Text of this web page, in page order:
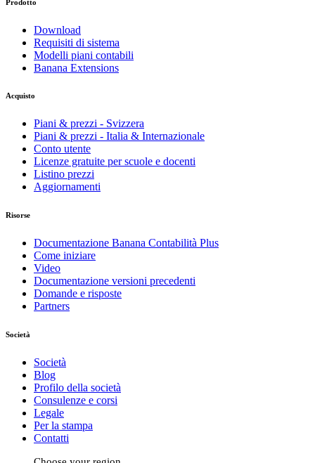
Prodotto
Download
Requisiti di sistema
Modelli piani contabili
Banana Extensions
Acquisto
Piani & prezzi - Svizzera
Piani & prezzi - Italia & Internazionale
Conto utente
Licenze gratuite per scuole e docenti
Listino prezzi
Aggiornamenti
Risorse
Documentazione Banana Contabilità Plus
Come iniziare
Video
Documentazione versioni precedenti
Domande e risposte
Partners
Società
Società
Blog
Profilo della società
Consulenze e corsi
Legale
Per la stampa
Contatti